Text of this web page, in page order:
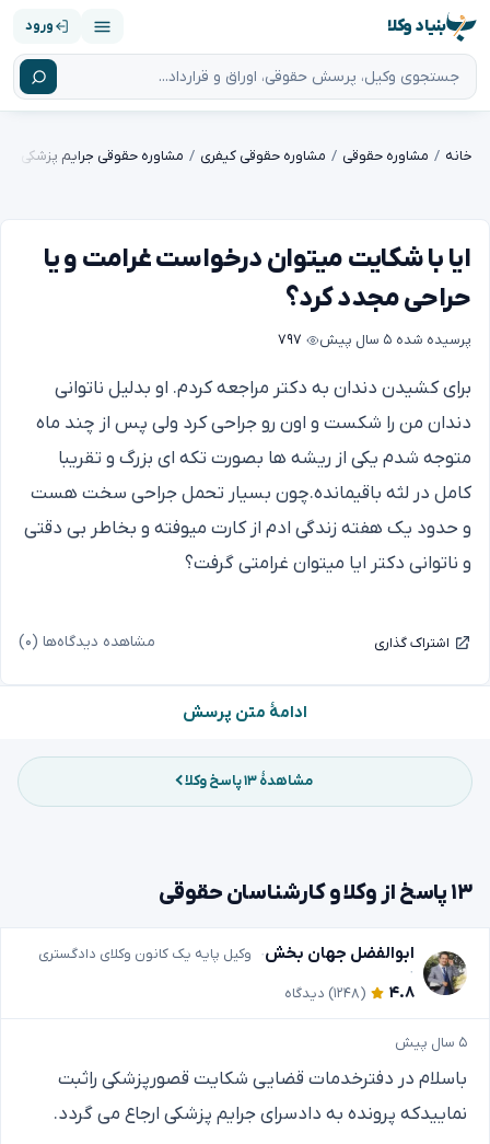
بنیاد وکلا ورود
خانه مشاوره حقوقی مشاوره حقوقی کیفری مشاوره حقوقی جرایم پزشکی
ایا با شکایت میتوان درخواست غرامت و یا
حراحی مجدد کرد؟
پرسیده شده ۵ سال پیش ۷۹۷
برای کشیدن دندان به دکتر مراجعه کردم. او بدلیل ناتوانی
دندان من را شکست و اون رو جراحی کرد ولی پس از چند ماه
متوجه شدم یکی از ریشه ها بصورت تکه ای بزرگ و تقریبا
کامل در لثه باقیمانده.چون بسیار تحمل جراحی سخت هست
و حدود یک هفته زندگی ادم از کارت میوفته و بخاطر بی دقتی
و ناتوانی دکتر ایا میتوان غرامتی گرفت؟
اشتراک گذاری مشاهده دیدگاه‌ها (۰)
ادامهٔ متن پرسش
مشاهدهٔ ۱۳ پاسخ وکلا
۱۳ پاسخ از وکلا و کارشناسان حقوقی
ابوالفضل جهان بخش وکیل پایه یک کانون وکلای دادگستری
۴.۸ (۱۲۴۸) دیدگاه
۵ سال پیش
باسلام در دفترخدمات قضایی شکایت قصورپزشکی راثبت
نماییدکه پرونده به دادسرای جرایم پزشکی ارجاع می گردد.